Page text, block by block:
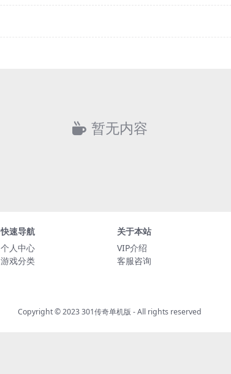
暂无内容
快速导航
个人中心
游戏分类
关于本站
VIP介绍
客服咨询
Copyright © 2023301传奇单机版 - All rights reserved